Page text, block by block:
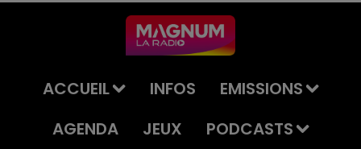
ACCUEIL INFOS
EMISSIONS
AGENDA
JEUX
PODCASTS